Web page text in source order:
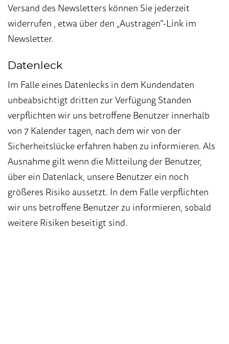
Versand des Newsletters können Sie jederzeit
widerrufen , etwa über den „Austragen“-Link im
Newsletter.
Datenleck
Im Falle eines Datenlecks in dem Kundendaten
unbeabsichtigt dritten zur Verfügung Standen
verpflichten wir uns betroffene Benutzer innerhalb
von 7 Kalender tagen, nach dem wir von der
Sicherheitslücke erfahren haben zu informieren. Als
Ausnahme gilt wenn die Mitteilung der Benutzer,
über ein Datenlack, unsere Benutzer ein noch
größeres Risiko aussetzt. In dem Falle verpflichten
wir uns betroffene Benutzer zu informieren, sobald
weitere Risiken beseitigt sind.